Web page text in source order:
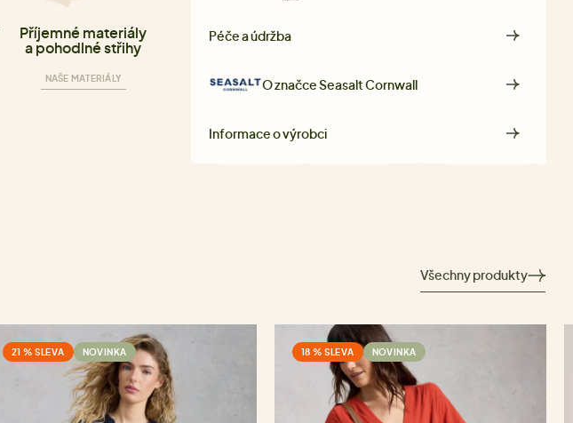
Příjemné materiály
a pohodlné střihy
NAŠE MATERIÁLY
Péče a údržba
O značceSeasalt Cornwall
Informace o výrobci
Všechny produkty
21 % SLEVA NOVINKA 18 % SLEVA NOVINKA